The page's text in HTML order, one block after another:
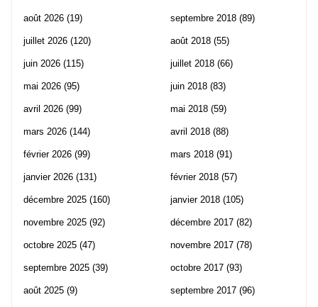
août 2026 (19)
juillet 2026 (120)
juin 2026 (115)
mai 2026 (95)
avril 2026 (99)
mars 2026 (144)
février 2026 (99)
janvier 2026 (131)
décembre 2025 (160)
novembre 2025 (92)
octobre 2025 (47)
septembre 2025 (39)
août 2025 (9)
septembre 2018 (89)
août 2018 (55)
juillet 2018 (66)
juin 2018 (83)
mai 2018 (59)
avril 2018 (88)
mars 2018 (91)
février 2018 (57)
janvier 2018 (105)
décembre 2017 (82)
novembre 2017 (78)
octobre 2017 (93)
septembre 2017 (96)